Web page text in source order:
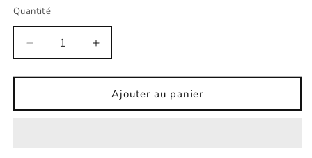
Quantité
Réduire
la
quantité
Sticker
Augmenter
la
quantité
Sticker
Ajouter au panier